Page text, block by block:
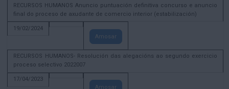
RECURSOS HUMANOS Anuncio puntuación definitiva concurso e anuncio
final do proceso de axudante de comercio interior (estabilización)
19/02/2024
Amosar
RECURSOS HUMANOS- Resolución das alegacións ao segundo exercicio
proceso selectivo 2022007
17/04/2023
Amosar